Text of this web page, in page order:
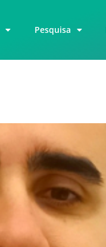
Pesquisa